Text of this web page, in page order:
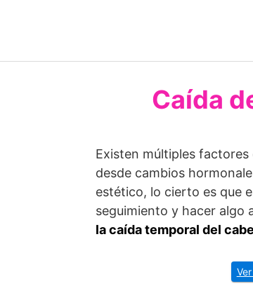
Caída
Existen múltiples
desde cambios
estético, lo cierto es que
seguimiento y hacer algo
la caída temporal del